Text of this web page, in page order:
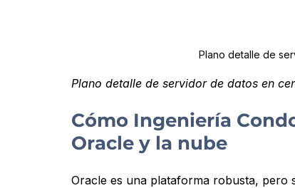
Plano detalle de
Plano detalle de servidor de datos en
Cómo Ingeniería
Oracle y la nube
Oracle es una plataforma robusta, pero